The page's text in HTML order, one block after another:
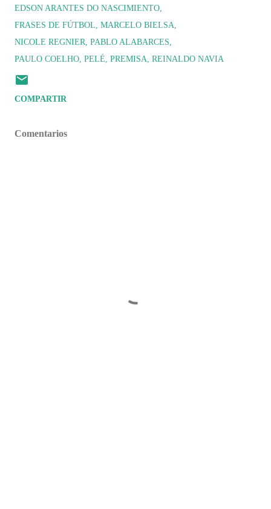
EDSON ARANTES DO NASCIMIENTO
FRASES DE FÚTBOL MARCELO BIELSA
NICOLE REGNIER PABLO ALABARCES
PAULO COELHO PELÉ PREMISA REINALDO NAVIA
COMPARTIR
Comentarios